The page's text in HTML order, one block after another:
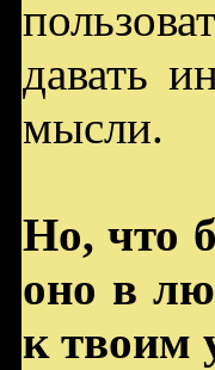
давать
мысли.
Но, что
оно в
к твоим